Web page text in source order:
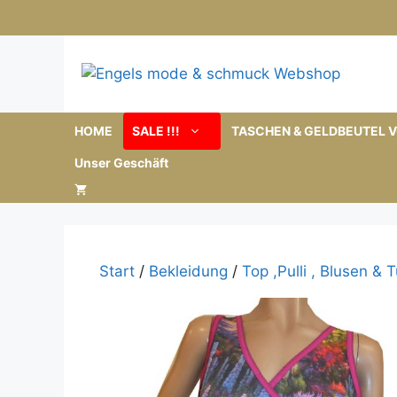
Inhalt
HOME SALE !!! TASCHEN & GELDBEUTEL
Unser Geschäft
Start / Bekleidung / Top ,Pulli , Blusen &